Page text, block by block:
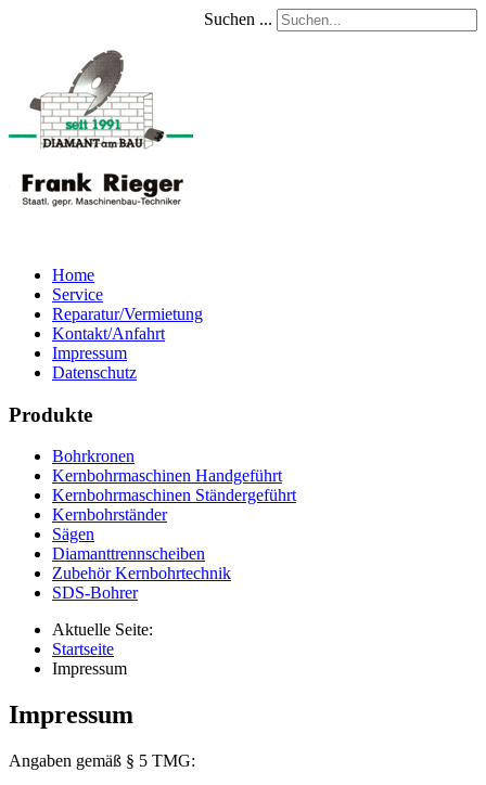
Suchen ...
Home
Service
Reparatur/Vermietung
Kontakt/Anfahrt
Impressum
Datenschutz
Produkte
Bohrkronen
Kernbohrmaschinen Handgeführt
Kernbohrmaschinen Ständergeführt
Kernbohrständer
Sägen
Diamanttrennscheiben
Zubehör Kernbohrtechnik
SDS-Bohrer
Aktuelle Seite:
Startseite
Impressum
Impressum
Angaben gemäß § 5 TMG: